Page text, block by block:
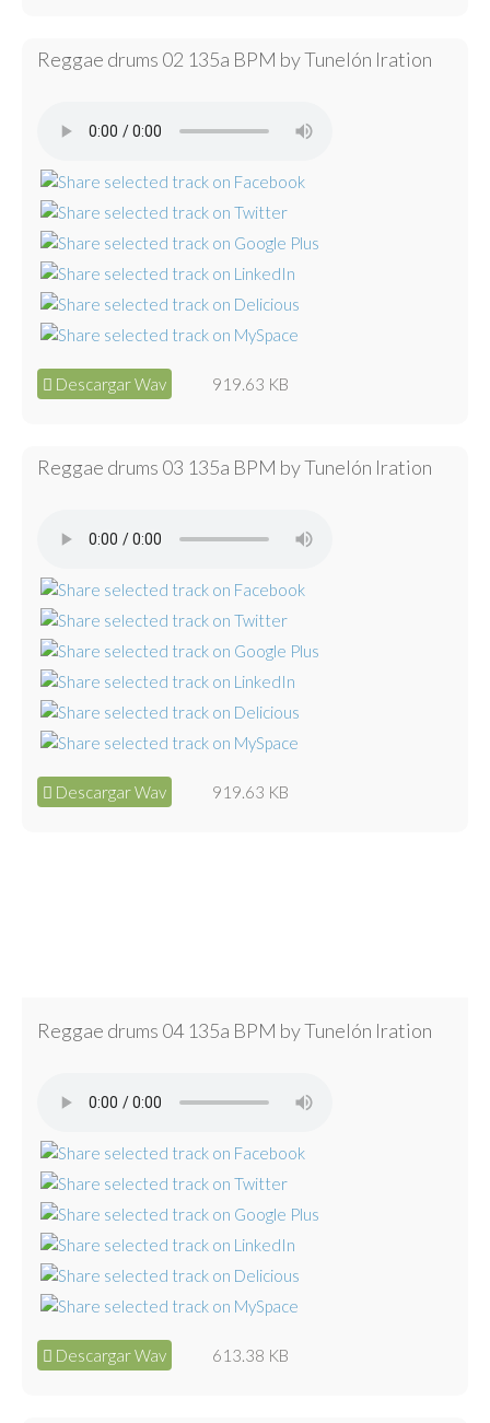
Reggae drums 02 135a BPM by Tunelón Iration
Descargar Wav 919.63 KB
Reggae drums 03 135a BPM by Tunelón Iration
Descargar Wav 919.63 KB
Reggae drums 04 135a BPM by Tunelón Iration
Descargar Wav 613.38 KB